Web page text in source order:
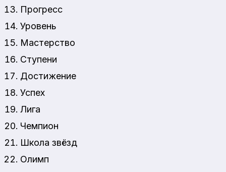
Прогресс
Уровень
Мастерство
Ступени
Достижение
Успех
Лига
Чемпион
Школа звёзд
Олимп